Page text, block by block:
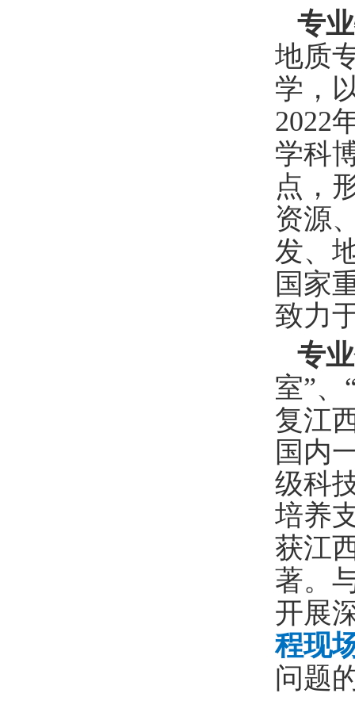
专
地质
学 ，
2022
学科
点，
资源
发、
国家
致力
专
室”、
复江
国内
级科
培养
获江
著。
开展
程现
问题